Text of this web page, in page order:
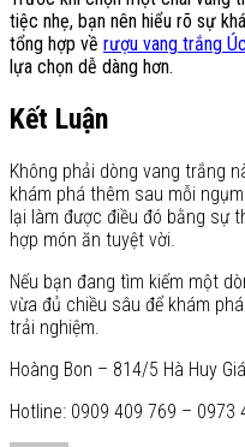
tiệc nhẹ, bạn nên hiểu rõ sự
tổng hợp về rượu vang trắng Úc
lựa chọn dễ dàng hơn.
Kết Luận
Không phải dòng vang trắng
khám phá thêm sau mỗi
lại làm được điều đó bằng sự
hợp món ăn tuyệt vời.
Nếu bạn đang tìm kiếm một
vừa đủ chiều sâu để khám
trải nghiệm.
Hoàng Bon – 814/5 Hà Huy
Hotline: 0909 409 769 – 0973